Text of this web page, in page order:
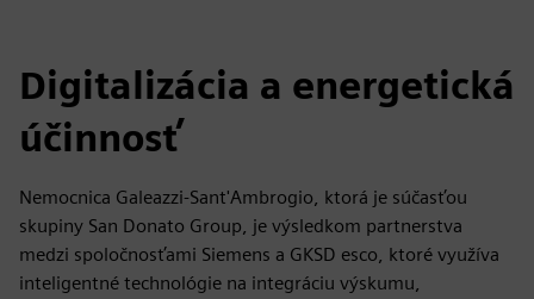
Digitalizácia a energetická
účinnosť
Nemocnica Galeazzi-Sant'Ambrogio, ktorá je súčasťou
skupiny San Donato Group, je výsledkom partnerstva
medzi spoločnosťami Siemens a GKSD esco, ktoré využíva
inteligentné technológie na integráciu výskumu,